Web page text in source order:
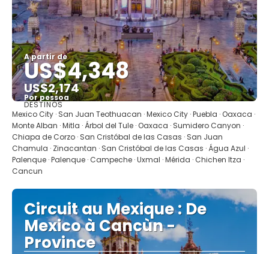
A partir de
US$4,348
US$2,174
Por pessoa
Mostrar
DESTINOS
Mexico City · San Juan Teothuacan · Mexico City · Puebla · Oaxaca ·
Monte Alban · Mitla · Árbol del Tule · Oaxaca · Sumidero Canyon ·
Chiapa de Corzo · San Cristóbal de las Casas · San Juan
Chamula · Zinacantan · San Cristóbal de las Casas · Água Azul ·
Palenque · Palenque · Campeche · Uxmal · Mérida · Chichen Itza ·
Cancun
Circuit au Mexique : De
Mexico à Cancùn -
Province